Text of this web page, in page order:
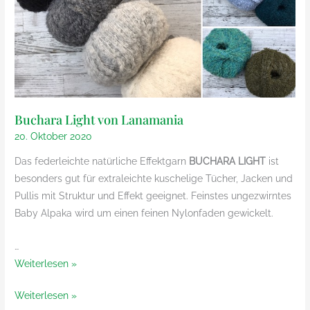
Buchara Light von Lanamania
20. Oktober 2020
Das federleichte natürliche Effektgarn BUCHARA LIGHT ist
besonders gut für extraleichte kuschelige Tücher, Jacken und
Pullis mit Struktur und Effekt geeignet. Feinstes ungezwirntes
Baby Alpaka wird um einen feinen Nylonfaden gewickelt.
…
Buchara
von
Weiterlesen »
Buchara
Weiterlesen »